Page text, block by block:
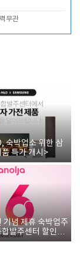
무관
숙박업소 위한 삼
특가 개시>
기념 제휴 숙박업주
발주센터 할인쿠